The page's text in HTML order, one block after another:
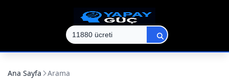
Ana Sayfa Arama